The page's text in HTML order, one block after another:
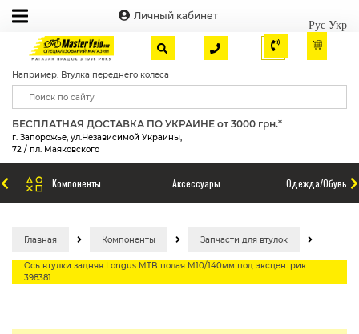
Личный кабинет
Рус Укр
Например: Втулка переднего колеса
БЕСПЛАТНАЯ ДОСТАВКА ПО УКРАИНЕ от 3000 грн.*
г. Запорожье, ул.Независимой Украины,
72 / пл. Маяковского
Компоненты Аксессуары Одежда/Обувь
Главная Компоненты Запчасти для втулок
Ось втулки задняя Longus MTB полая М10/140мм под эксцентрик
398381